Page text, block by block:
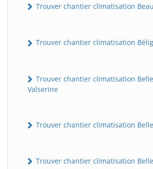
Trouver chantier climatisation
Trouver chantier climatisation
Trouver chantier climatisation
Valserine
Trouver chantier climatisation
Trouver chantier climatisation